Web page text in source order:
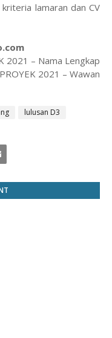
lamaran dan CV
2021 – Nama Lengkap
2021 – Wawan
lulusan D3